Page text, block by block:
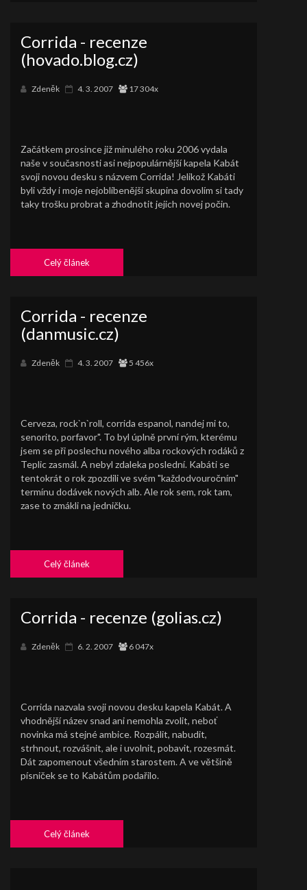
Corrida - recenze
(hovado.blog.cz)
Zdeněk 4. 3. 2007 17 304x
Začátkem prosince již minulého roku 2006 vydala
naše v současnosti asi nejpopulárnější kapela Kabát
svoji novou desku s názvem Corrida! Jelikož Kabáti
byli vždy i moje nejoblíbenější skupina dovolím si tady
taky trošku probrat a zhodnotit jejich novej počin.
Celý článek
Corrida - recenze
(danmusic.cz)
Zdeněk 4. 3. 2007 5 456x
Cerveza, rock`n`roll, corrida espanol, nandej mi to,
senorito, porfavor". To byl úplně první rým, kterému
jsem se při poslechu nového alba rockových rodáků z
Teplic zasmál. A nebyl zdaleka poslední. Kabáti se
tentokrát o rok zpozdili ve svém "každodvouročním"
termínu dodávek nových alb. Ale rok sem, rok tam,
zase to zmákli na jedničku.
Celý článek
Corrida - recenze (golias.cz)
Zdeněk 6. 2. 2007 6 047x
Corrida nazvala svoji novou desku kapela Kabát. A
vhodnější název snad ani nemohla zvolit, neboť
novinka má stejné ambice. Rozpálit, nabudit,
strhnout, rozvášnit, ale i uvolnit, pobavit, rozesmát.
Dát zapomenout všedním starostem. A ve většině
písniček se to Kabátům podařilo.
Celý článek